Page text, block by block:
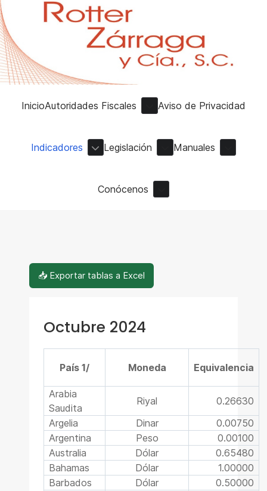
InicioAutoridades Fiscales Aviso de Privacidad
Indicadores Legislación Manuales
Conócenos
📥 Exportar tablas a Excel
Octubre 2024
País 1/ Moneda Equivalencia
Arabia
Saudita
Riyal
0.26630
Argelia
Dinar
0.00750
Argentina
Peso
0.00100
Australia
Dólar
0.65480
Bahamas
Dólar
1.00000
Barbados
Dólar
0.50000